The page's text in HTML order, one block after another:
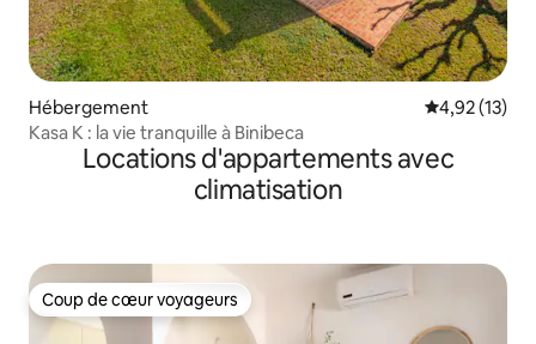
Hébergement Évaluation
4,92 (13)
Kasa K : la vie tranquille à Binibeca
Locations d'appartements avec
climatisation
Coup de cœur voyageurs
Coup de cœur voyageurs